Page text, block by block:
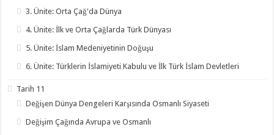
3. Ünite: Orta Çağ'da Dünya
4. Ünite: İlk ve Orta Çağlarda Türk Dünyası
5. Ünite: İslam Medeniyetinin Doğuşu
6. Ünite: Türklerin İslamiyeti Kabulu ve İlk Türk İslam Devletleri
Tarih 11
Değişen Dünya Dengeleri Karşısında Osmanlı Siyaseti
Değişim Çağında Avrupa ve Osmanlı